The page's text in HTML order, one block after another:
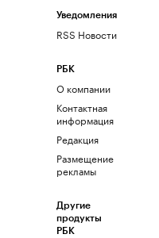
Уведомления
RSS Новости
РБК
О компании
Контактная
информация
Редакция
Размещение
рекламы
Другие
продукты
РБК